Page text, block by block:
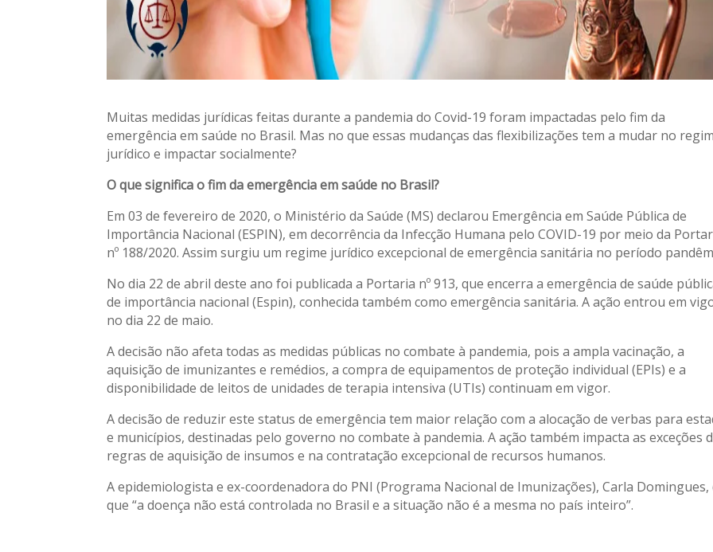
Muitas medidas jurídicas feitas durante a pandemia do Covid-19 foram impactadas pelo fim da
emergência em saúde no Brasil. Mas no que essas mudanças das flexibilizações tem a mudar no
jurídico e impactar socialmente?
O que significa o fim da emergência em saúde no Brasil?
Em 03 de fevereiro de 2020, o Ministério da Saúde (MS) declarou Emergência em Saúde Pública de
Importância Nacional (ESPIN), em decorrência da Infecção Humana pelo COVID-19 por meio da
nº 188/2020. Assim surgiu um regime jurídico excepcional de emergência sanitária no período
No dia 22 de abril deste ano foi publicada a Portaria nº 913, que encerra a emergência de saúde
de importância nacional (Espin), conhecida também como emergência sanitária. A ação entrou em
no dia 22 de maio.
A decisão não afeta todas as medidas públicas no combate à pandemia, pois a ampla vacinação, a
aquisição de imunizantes e remédios, a compra de equipamentos de proteção individual (EPIs) e a
disponibilidade de leitos de unidades de terapia intensiva (UTIs) continuam em vigor.
A decisão de reduzir este status de emergência tem maior relação com a alocação de verbas para
e municípios, destinadas pelo governo no combate à pandemia. A ação também impacta as exceções
regras de aquisição de insumos e na contratação excepcional de recursos humanos.
A epidemiologista e ex-coordenadora do PNI (Programa Nacional de Imunizações), Carla Domingues,
que “a doença não está controlada no Brasil e a situação não é a mesma no país inteiro”.